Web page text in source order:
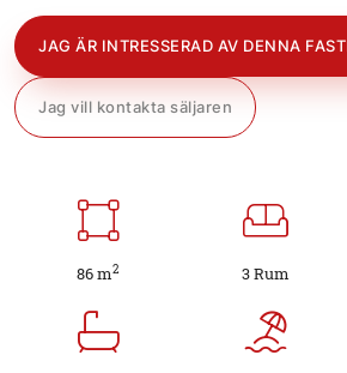
JAG ÄR INTRESSERAD AV DENNA
Jag vill kontakta säljaren
86 m2 3 Rum